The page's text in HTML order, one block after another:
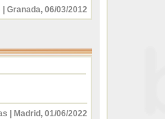
Granada, 06/03/2012
Madrid , 01/06/2022